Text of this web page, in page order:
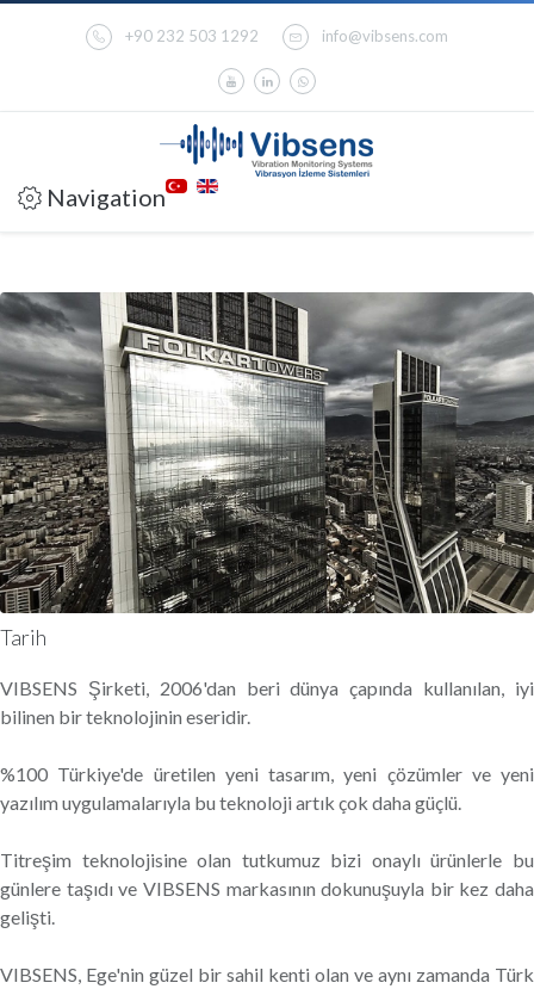
+90 232 503 1292 info@vibsens.com
Navigation
Tarih
VIBSENS Şirketi, 2006'dan beri dünya çapında kullanılan, iyi
bilinen bir teknolojinin eseridir.
%100 Türkiye'de üretilen yeni tasarım, yeni çözümler ve yeni
yazılım uygulamalarıyla bu teknoloji artık çok daha güçlü.
Titreşim teknolojisine olan tutkumuz bizi onaylı ürünlerle bu
günlere taşıdı ve VIBSENS markasının dokunuşuyla bir kez daha
gelişti.
VIBSENS, Ege'nin güzel bir sahil kenti olan ve aynı zamanda Türk